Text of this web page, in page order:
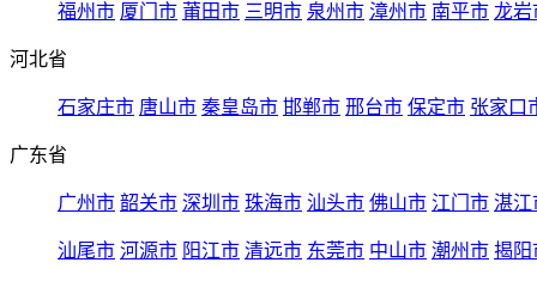
福州市 厦门市 莆田市 三明市 泉州市 漳州市 南平市 龙岩
河北省
石家庄市 唐山市 秦皇岛市 邯郸市 邢台市 保定市 张家口
广东省
广州市 韶关市 深圳市 珠海市 汕头市 佛山市 江门市 湛江
汕尾市 河源市 阳江市 清远市 东莞市 中山市 潮州市 揭阳